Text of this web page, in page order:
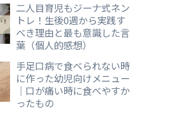
二人目育児もジーナ式ネン
トレ！生後0週から実践す
べき理由と最も意識した言
葉（個人的感想）
手足口病で食べられない時
に作った幼児向けメニュー
｜口が痛い時に食べやすか
ったもの